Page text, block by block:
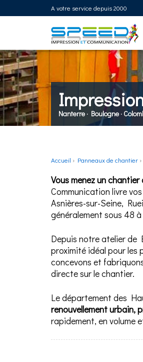
A votre service depuis 2000
Nanterre · Boulogne ·
Accueil › Panneaux de chantier ›
Vous menez un
Communication livre
Asnières-sur-Seine,
généralement sous 48 à
Depuis notre atelier de
proximité idéal pour
concevons et
directe sur le chantier.
Le département des
renouvellement urbain,
rapidement, en volume